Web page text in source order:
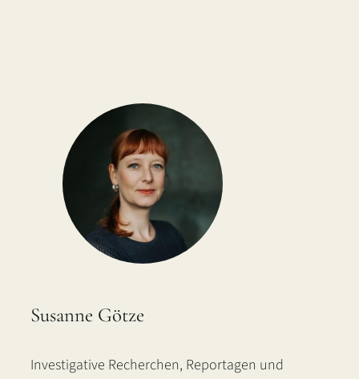
Susanne Götze
Investigative Recherchen, Reportagen und